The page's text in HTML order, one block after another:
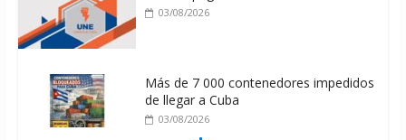
03/08/2026
Más de 7 000 contenedores impedidos
de llegar a Cuba
03/08/2026